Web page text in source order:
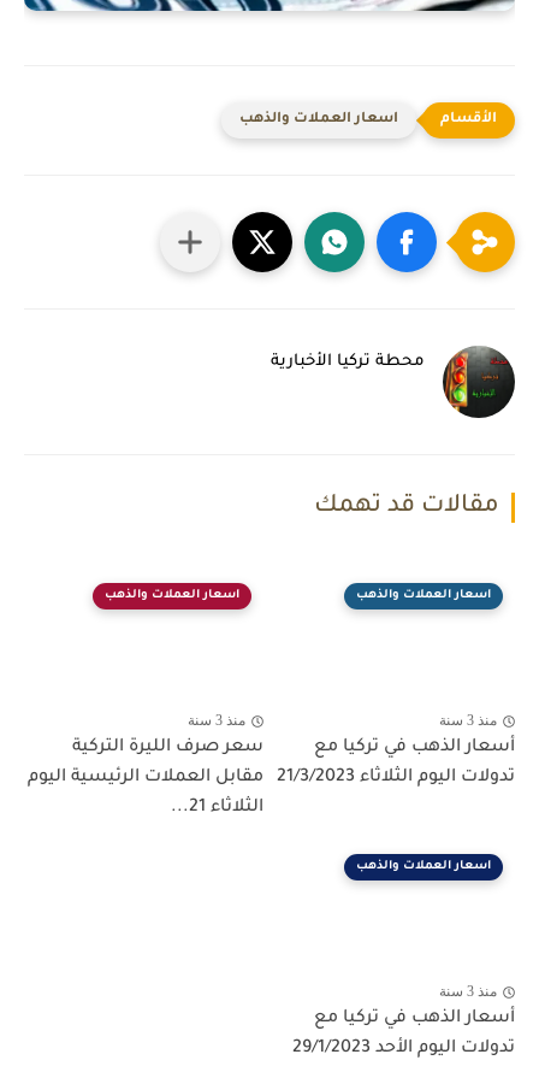
اسعار العملات والذهب
محطة تركيا الأخبارية
مقالات قد تهمك
اسعار العملات والذهب
منذ 3 سنة
أسعار الذهب في تركيا مع
تدولات اليوم الثلاثاء 21/3/2023
اسعار العملات والذهب
منذ 3 سنة
سعر صرف الليرة التركية
مقابل العملات الرئيسية اليوم
الثلاثاء 21...
اسعار العملات والذهب
منذ 3 سنة
أسعار الذهب في تركيا مع
تدولات اليوم الأحد 29/1/2023